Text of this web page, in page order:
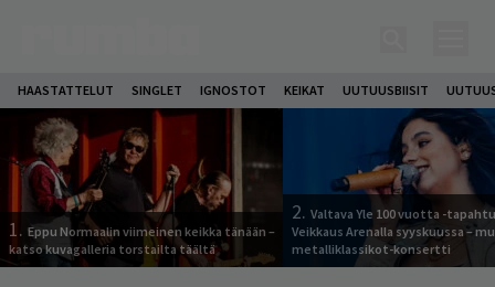
HAASTATTELUT SINGLET IGNOSTOT KEIKAT UUTUUSBIISIT
1. Eppu Normaalin viimeinen keikka tänään –
katso kuvagalleria torstailta täältä
2. Valtava Yle 100 vuotta -
Veikkaus Arenalla syyskuussa –
metalliklassikot-konsertti